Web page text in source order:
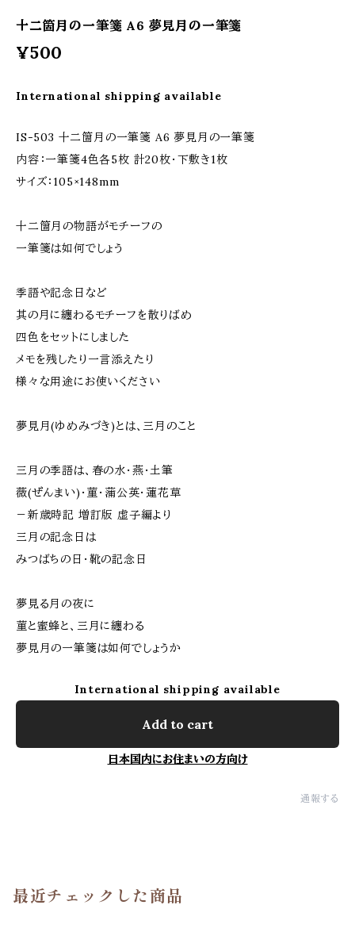
十二箇月の一筆箋 A6 夢見月の一筆箋
¥500
International shipping available
IS-503 十二箇月の一筆箋 A6 夢見月の一筆箋
内容：一筆箋4色各5枚 計20枚・下敷き1枚
サイズ：105×148mm
十二箇月の物語がモチーフの
一筆箋は如何でしょう
季語や記念日など
其の月に纏わるモチーフを散りばめ
四色をセットにしました
メモを残したり一言添えたり
様々な用途にお使いください
夢見月(ゆめみづき)とは、三月のこと
三月の季語は、春の水・燕・土筆
薇(ぜんまい)・菫・蒲公英・蓮花草
－新歳時記 増訂版 虚子編より
三月の記念日は
みつばちの日・靴の記念日
夢見る月の夜に
菫と蜜蜂と、三月に纏わる
夢見月の一筆箋は如何でしょうか
International shipping available
Add to cart
日本国内にお住まいの方向け
通報する
最近チェックした商品